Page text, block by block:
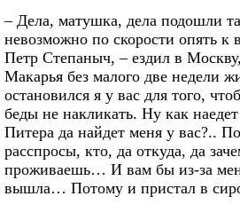
– Дела, матушка, дела подошли
невозможно по скорости опять к
Петр Степаныч, – ездил в
Макарья без малого две недели
остановился я у вас для того,
беды не накликать. Ну как наедет
Питера да найдет меня у вас?..
расспросы, кто, да откуда, да
проживаешь… И вам бы из-за
вышла… Потому и пристал в